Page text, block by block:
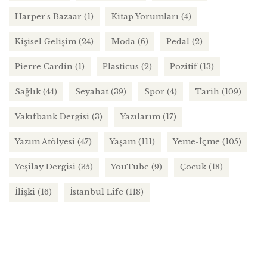
Harper's Bazaar (1) Kitap Yorumları (4)
Kişisel Gelişim (24) Moda (6) Pedal (2)
Pierre Cardin (1) Plasticus (2) Pozitif(13)
Sağlık(44) Seyahat (39) Spor (4) Tarih (109)
Vakıfbank Dergisi (3) Yazılarım (17)
Yazım Atölyesi (47) Yaşam (111) Yeme-İçme (105)
Yeşilay Dergisi (35) YouTube (9) Çocuk(18)
İlişki (16) İstanbul Life (118)